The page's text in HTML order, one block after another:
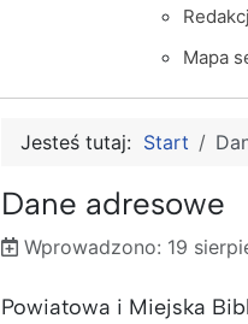
Mapa
Jesteś tutaj: Start
Dane adresowe
Wprowadzono
Wprowadzono: 19
Poprawiono
Powiatowa i Miejska